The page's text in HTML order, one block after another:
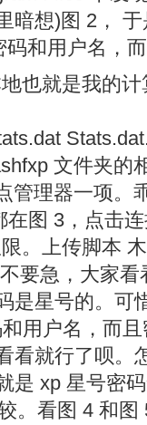
暗想)图 2，
和用户名，
也就是我的
文件夹的
管理器一项。
图 3，点击
。上传脚本
要急，大家
是星号的。可
用户名，而
看就行了呗。
是 xp 星号密
。看图 4 和